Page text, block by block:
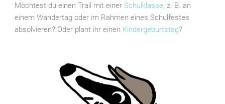
Möchtest du einen Trail mit einer Schulklasse, z. B. an
einem Wandertag oder im Rahmen eines Schulfestes
absolvieren? Oder plant ihr einen Kindergeburtstag?